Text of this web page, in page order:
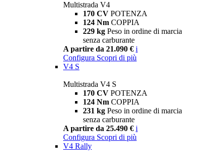
Multistrada V4
170 CV POTENZA
124 Nm COPPIA
229 kg Peso in ordine di marcia
senza carburante
A partire da 21.090 € i
Configura Scopri di più
V4 S
Multistrada V4 S
170 CV POTENZA
124 Nm COPPIA
231 kg Peso in ordine di marcia
senza carburante
A partire da 25.490 € i
Configura Scopri di più
V4 Rally